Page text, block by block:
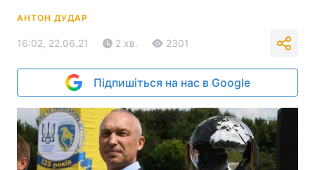
АНТОН ДУДАР
16:02, 22.06.21 2 хв. 2301
Підпишіться на нас в Google